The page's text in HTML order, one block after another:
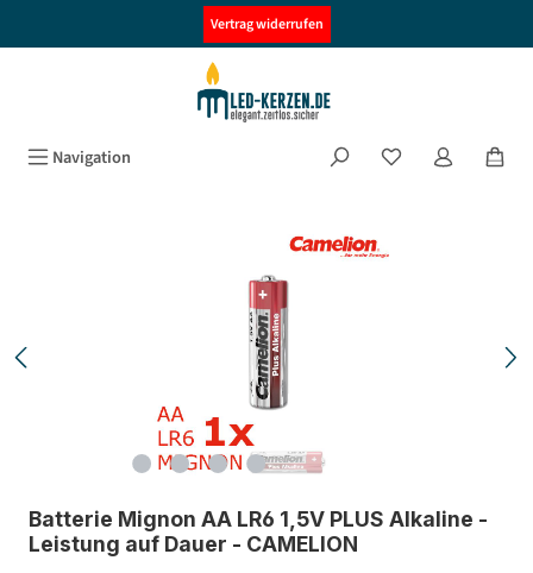
Vertrag widerrufen
Navigation
Batterie Mignon AA LR6 1,5V PLUS Alkaline -
Leistung auf Dauer - CAMELION